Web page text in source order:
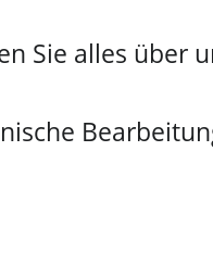
Sie alles über